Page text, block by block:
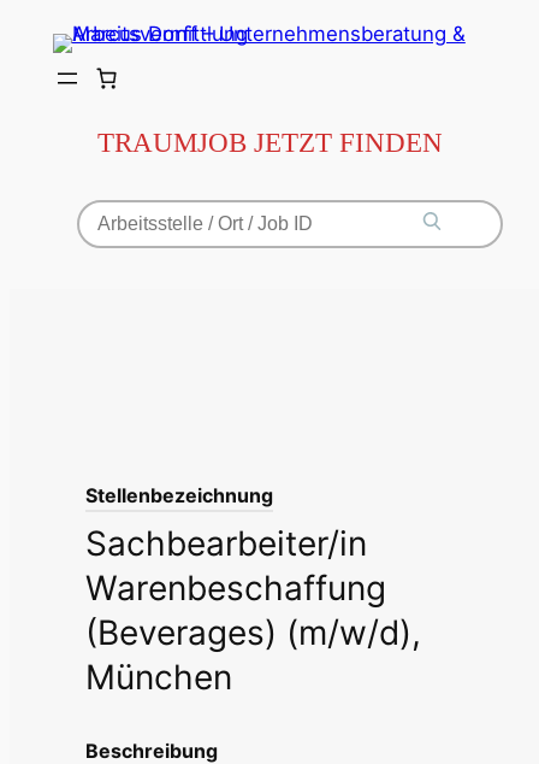
Inhalt
springen
TRAUMJOB JETZT FINDEN
Stellenbezeichnung
Sachbearbeiter/in
Warenbeschaffung
(Beverages) (m/w/d),
München
Beschreibung